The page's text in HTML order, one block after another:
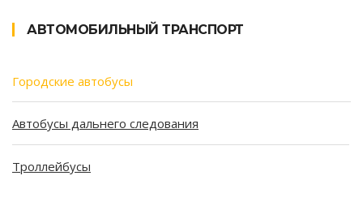
АВТОМОБИЛЬНЫЙ ТРАНСПОРТ
Городские автобусы
Автобусы дальнего следования
Троллейбусы